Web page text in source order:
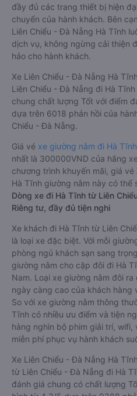
lượng cao: Thoải mái, giá cả tốt
Những nhà xe đi Hà Tĩnh từ
những xe giường nằm chất
đầy đủ các trang thiết bị hiện
chuyển của hành khách. Bên
Liên Chiểu - Đà Nẵng Hà Tĩnh
dịch vụ, không ngừng cải thiện
hảo cho hành khách.
Xe Liên Chiểu - Đà Nẵng Hà
Liên Chiểu - Đà Nẵng đi Hà
chung chất lượng Tốt với điểm
dựa trên 6018 phản hồi của
Chiểu - Đà Nẵng.
Giá véxe giường nằm đi Hà
nhất là 300000VND của hãng
chương trình khuyến mãi, giá vé
Hà Tĩnh giường nằm này có thể
Dòng xe đi Hà Tĩnh từ Liên
Riêng tư, đầy đủ tiện nghi
Xe khách đi Hà Tĩnh từ Liên
là loại xe đặc biệt. Với mỗi
phòng ngủ khách sạn sang
giường nằm cho cặp đôi đi Hà
Nam. Loại xe giường nằm đôi
ngày càng cao của khách hàng
So với xe giường nằm thông
Tĩnh có nhiều ưu điểm và tiện
hàng nghìn bộ phim giải trí, wifi,
miễn phí phục vụ hành khách